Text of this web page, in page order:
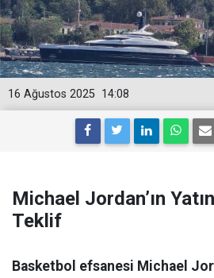
14:08
16 Ağustos 2025
Michael Jordan’ın
Teklif
Basketbol efsanesi Michael